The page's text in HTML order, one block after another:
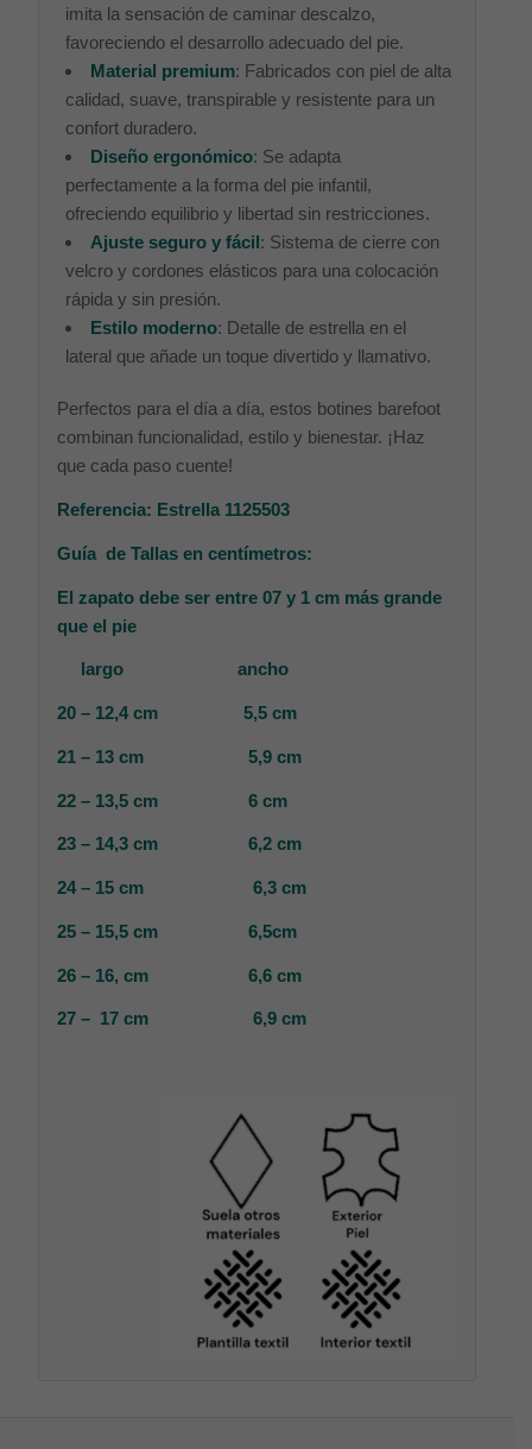
imita la sensación de caminar descalzo,
favoreciendo el desarrollo adecuado del pie.
Material premium: Fabricados con piel de alta
calidad, suave, transpirable y resistente para un
confort duradero.
Diseño ergonómico: Se adapta
perfectamente a la forma del pie infantil,
ofreciendo equilibrio y libertad sin restricciones.
Ajuste seguro y fácil: Sistema de cierre con
velcro y cordones elásticos para una colocación
rápida y sin presión.
Estilo moderno: Detalle de estrella en el
lateral que añade un toque divertido y llamativo.
Perfectos para el día a día, estos botines barefoot
combinan funcionalidad, estilo y bienestar. ¡Haz
que cada paso cuente!
Referencia: Estrella 1125503
Guía de Tallas en centímetros:
El zapato debe ser entre 07 y 1 cm más grande
que el pie
largo ancho
20 – 12,4 cm 5,5 cm
21 – 13 cm 5,9 cm
22 – 13,5 cm 6 cm
23 – 14,3 cm 6,2 cm
24 – 15 cm 6,3 cm
25 – 15,5 cm 6,5cm
26 – 16, cm 6,6 cm
27 – 17 cm 6,9 cm